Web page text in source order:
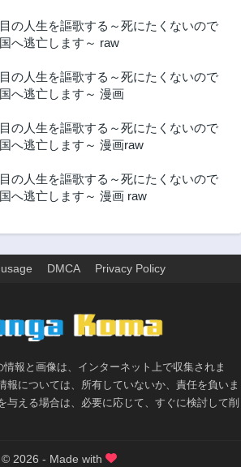
の人生を謳歌する～死にたくないので
へ逃亡します～ raw
の人生を謳歌する～死にたくないので
へ逃亡します～ 漫画
の人生を謳歌する～死にたくないので
へ逃亡します～ 漫画raw
の人生を謳歌する～死にたくないので
へ逃亡します～ 漫画 raw
DMCA Privacy Policy
報と画像は、インターネット上で収集されま
報については、所有していないか、責任を負いま
与える場合は、必要に応じて、すぐに検討して削
© 2026 - Made with